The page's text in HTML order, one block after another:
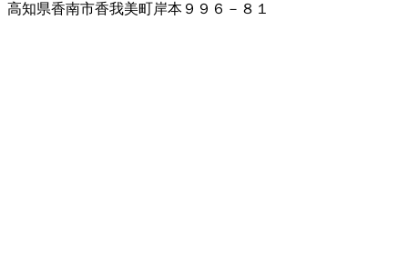
高知県香南市香我美町岸本９９６－８１